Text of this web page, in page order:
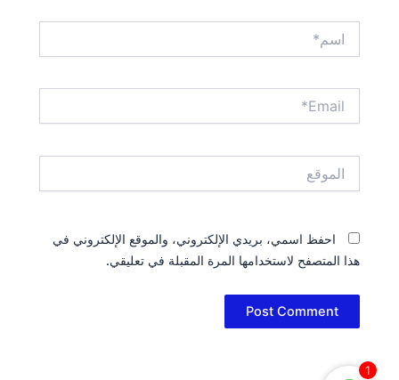
احفظ اسمي، بريدي الإلكتروني، والموقع الإلكتروني في
هذا المتصفح لاستخدامها المرة المقبلة في تعليقي.
1